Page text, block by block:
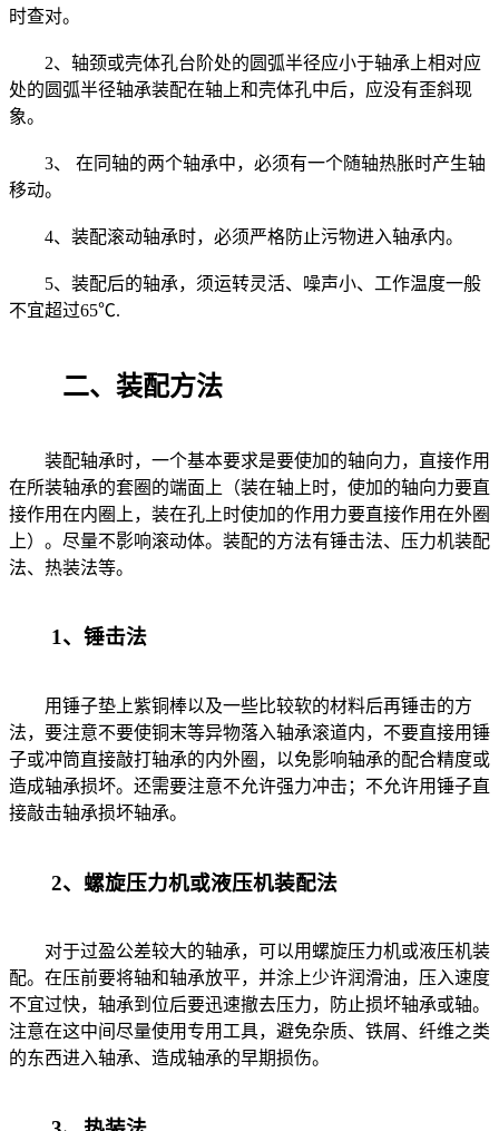
时查对。
2、轴颈或壳体孔台阶处的圆弧半径应小于轴承上相对应
处的圆弧半径轴承装配在轴上和壳体孔中后，应没有歪斜现
象。
3、 在同轴的两个轴承中，必须有一个随轴热胀时产生轴
移动。
4、装配滚动轴承时，必须严格防止污物进入轴承内。
5、装配后的轴承，须运转灵活、噪声小、工作温度一般
不宜超过65℃.
二、装配方法
装配轴承时，一个基本要求是要使加的轴向力，直接作用
在所装轴承的套圈的端面上（装在轴上时，使加的轴向力要直
接作用在内圈上，装在孔上时使加的作用力要直接作用在外圈
上）。尽量不影响滚动体。装配的方法有锤击法、压力机装配
法、热装法等。
1、锤击法
用锤子垫上紫铜棒以及一些比较软的材料后再锤击的方
法，要注意不要使铜末等异物落入轴承滚道内，不要直接用锤
子或冲筒直接敲打轴承的内外圈，以免影响轴承的配合精度或
造成轴承损坏。还需要注意不允许强力冲击；不允许用锤子直
接敲击轴承损坏轴承。
2、螺旋压力机或液压机装配法
对于过盈公差较大的轴承，可以用螺旋压力机或液压机装
配。在压前要将轴和轴承放平，并涂上少许润滑油，压入速度
不宜过快，轴承到位后要迅速撤去压力，防止损坏轴承或轴。
注意在这中间尽量使用专用工具，避免杂质、铁屑、纤维之类
的东西进入轴承、造成轴承的早期损伤。